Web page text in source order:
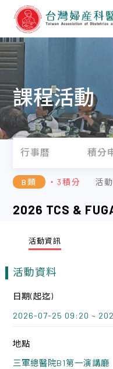
課程活動
行事曆 積分
B類 ・3積分 活
2026 TCS &
活動資訊
活動資料
日期(起迄)
2026-07-25 09:20 ~
地點
三軍總醫院B1第一演講廳